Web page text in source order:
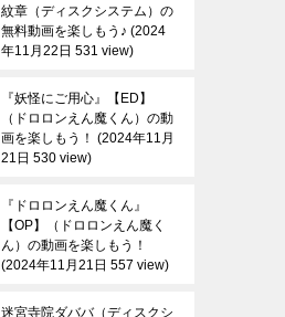
紋章（ディスクシステム）の
無料動画を楽しもう♪ 2024
年11月22日 531 view
『妖怪にご用心』【ED】
（ドロロンえん魔くん）の動
画を楽しもう！
2024年11月
21日 530 view
『ドロロンえん魔くん』
【OP】（ドロロンえん魔く
ん）の動画を楽しもう！
2024年11月21日 557 view
迷宮寺院ダババ（ディスクシ